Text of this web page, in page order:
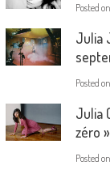
Posted on
Julia
Posted on
Julia
zéro »
Posted on